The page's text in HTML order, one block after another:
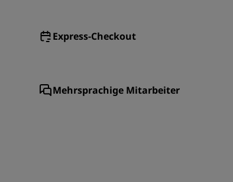
Express-Checkout
Mehrsprachige Mitarbeiter